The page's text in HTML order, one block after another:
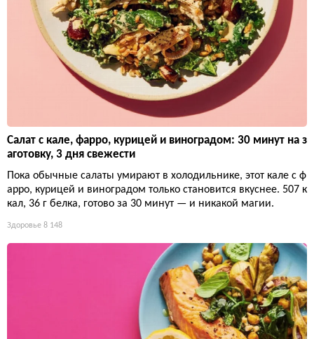
Салат с кале, фарро, курицей и виноградом: 30 минут на з
аготовку, 3 дня свежести
Пока обычные салаты умирают в холодильнике, этот кале с ф
арро, курицей и виноградом только становится вкуснее. 507 к
кал, 36 г белка, готово за 30 минут — и никакой магии.
Здоровье 8 148